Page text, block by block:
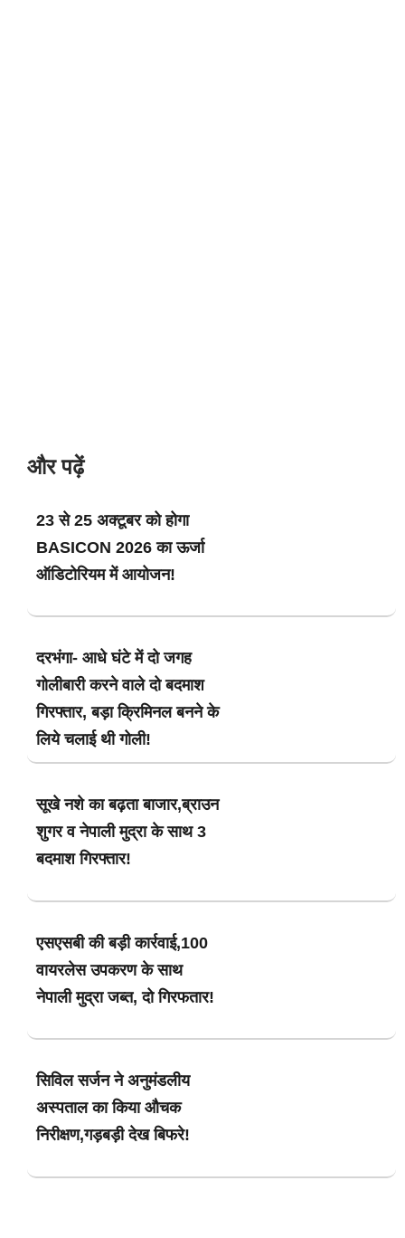
और पढ़ें
23 से 25 अक्टूबर को होगा
BASICON 2026 का ऊर्जा
ऑडिटोरियम में आयोजन!
दरभंगा- आधे घंटे में दो जगह
गोलीबारी करने वाले दो बदमाश
गिरफ्तार, बड़ा क्रिमिनल बनने के
लिये चलाई थी गोली!
सूखे नशे का बढ़ता बाजार,ब्राउन
शुगर व नेपाली मुद्रा के साथ 3
बदमाश गिरफ्तार!
एसएसबी की बड़ी कार्रवाई,100
वायरलेस उपकरण के साथ
नेपाली मुद्रा जब्त, दो गिरफतार!
सिविल सर्जन ने अनुमंडलीय
अस्पताल का किया औचक
निरीक्षण,गड़बड़ी देख बिफरे!